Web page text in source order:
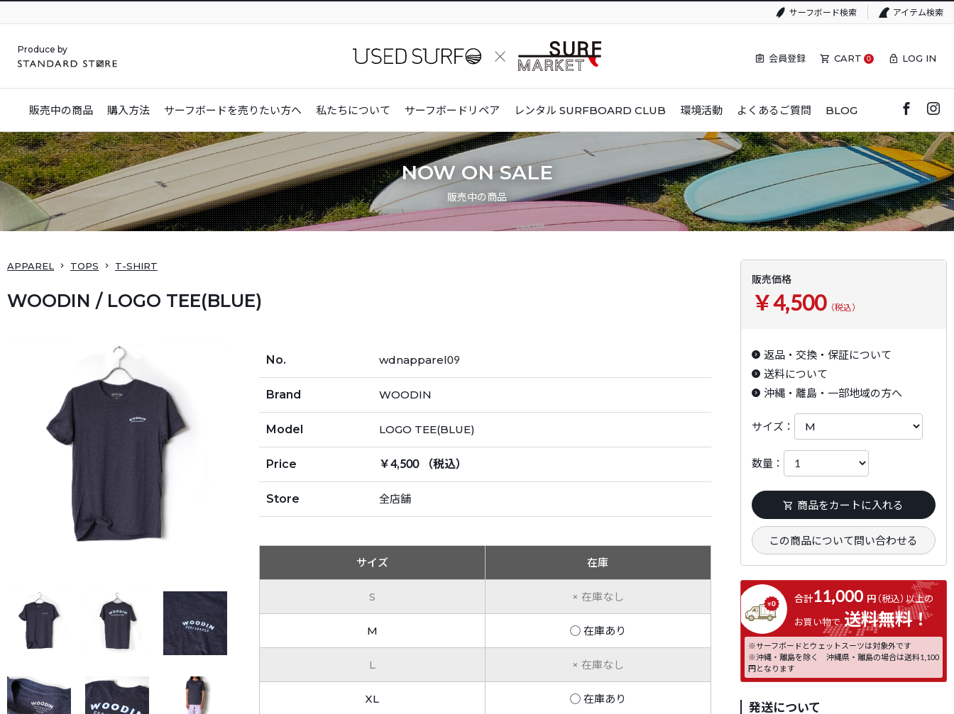
サーフボード検索 アイテム検索
Produce by
会員登録 CART 0 LOG IN
販売中の商品 購入方法 サーフボードを売りたい方へ 私たちについて サーフボードリペア レンタル SURFBOARD CLUB 環境活動 よくあるご質問 BLOG
NOW ON SALE
販売中の商品
APPAREL TOPS T-SHIRT
WOODIN / LOGO TEE(BLUE)
No. wdnapparel09
Brand WOODIN
Model LOGO TEE(BLUE)
Price ￥4,500 （税込）
Store 全店舗
サイズ 在庫
S × 在庫なし
M ◯ 在庫あり
L × 在庫なし
XL ◯ 在庫あり
販売価格
￥4,500（税込）
返品・交換・保証について
送料について
沖縄・離島・一部地域の方へ
サイズ：
数量：
商品をカートに入れる
この商品について問い合わせる
合計11,000 円（税込）以上の
お買い物で 送料無料！
※サーフボードとウェットスーツは対象外です
※沖縄・離島を除く 沖縄県・離島の場合は送料1,100
円となります
発送について